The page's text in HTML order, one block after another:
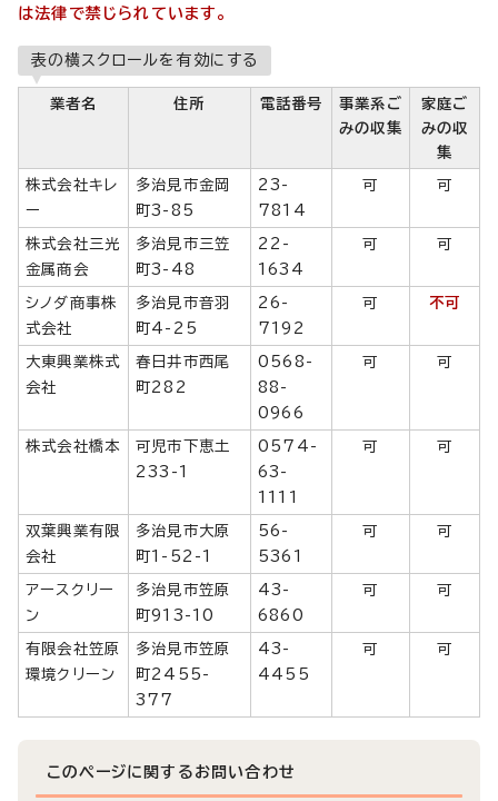
は法律で禁じられています。
表の横スクロールを有効にする
業者名 住所 電話番号
事業系ご
みの収集
家庭ご
みの収
集
株式会社キレ
ー
多治見市金岡
町3-85
23-
7814
可 可
株式会社三光
金属商会
多治見市三笠
町3-48
22-
1634
可 可
シノダ商事株
式会社
多治見市音羽
町4-25
26-
7192
可 不可
大東興業株式
会社
春日井市西尾
町282
0568-
88-
0966
可 可
株式会社橋本
可児市下恵土
233-1
0574-
63-
1111
可 可
双葉興業有限
会社
多治見市大原
町1-52-1
56-
5361
可 可
アースクリー
ン
多治見市笠原
町913-10
43-
6860
可 可
有限会社笠原
環境クリーン
多治見市笠原
町2455-
377
43-
4455
可 可
このページに関する お問い合わせ